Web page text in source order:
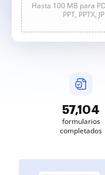
Hasta 100 MB para
PPT, PPTX,
57,104
formularios
completados